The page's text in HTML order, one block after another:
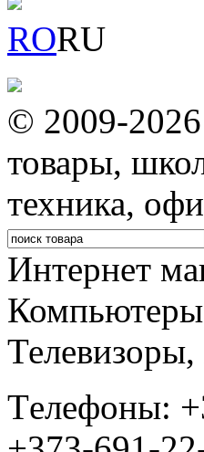
RORU
© 2009-
товары,
техника,
Интернет
Tелефоны: